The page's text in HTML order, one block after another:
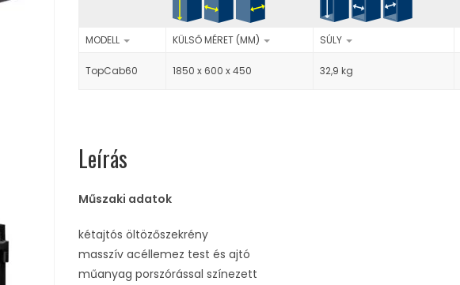
MODELL KÜLSŐ MÉRET (MM) SÚLY
TopCab60 1850 x 600 x 450 32,9 kg
Leírás
Műszaki adatok
kétajtós öltözőszekrény
masszív acéllemez test és ajtó
műanyag porszórással színezett